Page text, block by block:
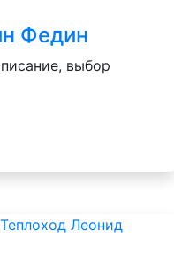
Федин
выбор